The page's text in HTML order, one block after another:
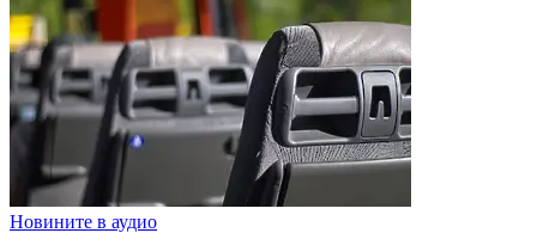
Новините в аудио